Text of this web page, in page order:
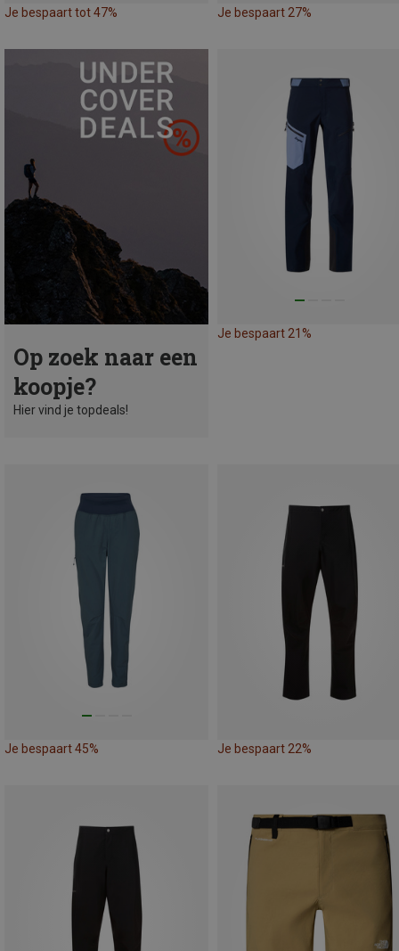
Je bespaart tot 47% Je bespaart 27%
Op zoek naar een
koopje?
Hier vind je topdeals!
Je bespaart 21%
Je bespaart 45% Je bespaart 22%